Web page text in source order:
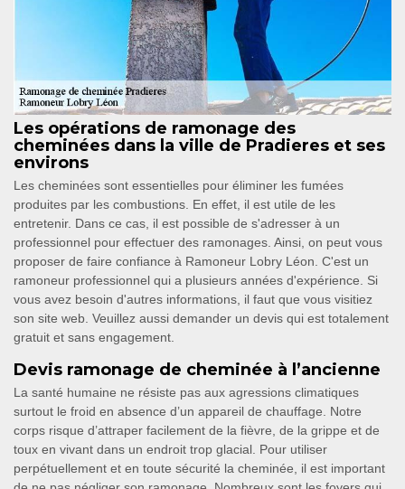
Les opérations de ramonage des
cheminées dans la ville de Pradieres et ses
environs
Les cheminées sont essentielles pour éliminer les fumées
produites par les combustions. En effet, il est utile de les
entretenir. Dans ce cas, il est possible de s'adresser à un
professionnel pour effectuer des ramonages. Ainsi, on peut vous
proposer de faire confiance à Ramoneur Lobry Léon. C'est un
ramoneur professionnel qui a plusieurs années d'expérience. Si
vous avez besoin d'autres informations, il faut que vous visitiez
son site web. Veuillez aussi demander un devis qui est totalement
gratuit et sans engagement.
Devis ramonage de cheminée à l’ancienne
La santé humaine ne résiste pas aux agressions climatiques
surtout le froid en absence d’un appareil de chauffage. Notre
corps risque d’attraper facilement de la fièvre, de la grippe et de
toux en vivant dans un endroit trop glacial. Pour utiliser
perpétuellement et en toute sécurité la cheminée, il est important